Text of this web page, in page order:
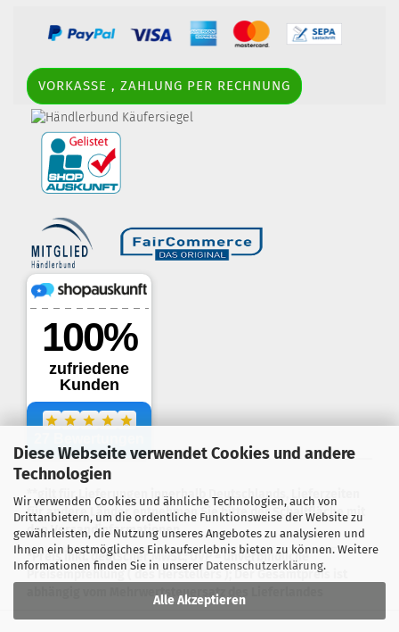
Diese Webseite verwendet Cookies und andere
Technologien
Wir verwenden Cookies und ähnliche Technologien, auch von
Drittanbietern, um die ordentliche Funktionsweise der Website zu
gewährleisten, die Nutzung unseres Angebotes zu analysieren und
Ihnen ein bestmögliches Einkaufserlebnis bieten zu können. Weitere
Informationen finden Sie in unserer Datenschutzerklärung.
Alle Akzeptieren
VORKASSE , ZAHLUNG PER RECHNUNG
.
**gilt für Lieferungen innerhalb Deutschlands, Lieferzeiten
für andere Länder entnehmen Sie bitte der Schaltfläche mit
den Versandinformationen
*Preis inkl. deutscher MwSt.; UVP = unverbindliche
Preisempfehlung ( des Herstellers ); Der Gesamtpreis ist
abhängig vom Mehrwertsteuersatz des Lieferlandes